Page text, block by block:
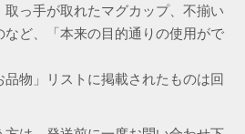
っ手が取れたマグカップ、不揃い
ど、「本来の目的通りの使用がで
品物」リストに掲載されたものは回